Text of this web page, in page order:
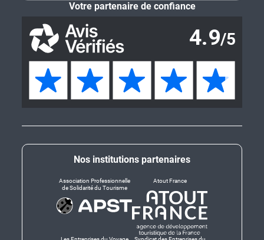
Nos institutions partenaires
Association Professionnelle
de Solidarité du Tourisme
Atout France
Votre partenaire de confiance